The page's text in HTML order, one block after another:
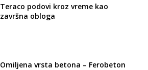
Teraco podovi kroz vreme kao
završna obloga
Omiljena vrsta betona – Ferobeton